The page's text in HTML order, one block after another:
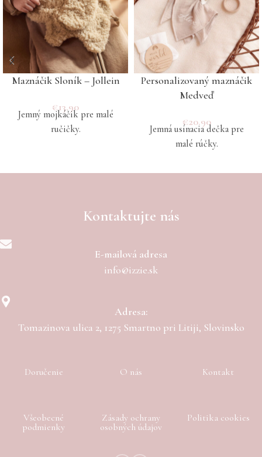
Maznáčik Sloník – Jollein
€13.90
Jemný mojkáčik pre malé
ručičky.
Personalizovaný maznáčik
Medveď
€20.90
Jemná usínacia dečka pre
malé rúčky.
Kontaktujte nás
E-mailová adresa
info@izzie.sk
Adresa:
Tomazinova ulica 2, 1275 Smartno pri Litiji, Slovinsko
Doručenie O nás Kontakt
Všeobecné
podmienky
Zásady ochrany
osobných údajov
Politika cookies